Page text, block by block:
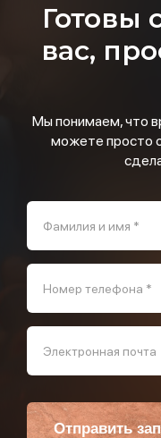
Готовы
вас,
Мы понимаем, что
можете просто
Фамилия и имя *
Номер телефона *
Электронная почта
Отправить